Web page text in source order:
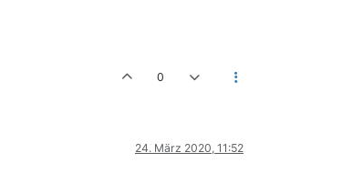
0
24. März 2020, 11:52